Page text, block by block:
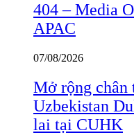
404 – Media
APAC
07/08/2026
Mở rộng
Uzbekistan
lai tại CUHK